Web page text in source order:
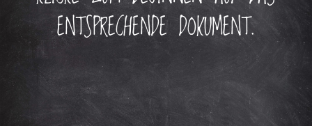
ENTSPRECHENDE DOKUMENT.